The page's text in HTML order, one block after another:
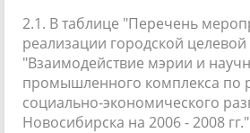
2.1. В таблице "Перечень
реализации городской
"Взаимодействие мэрии и
промышленного комплекса по
социально-экономического
Новосибирска на 2006 - 2008